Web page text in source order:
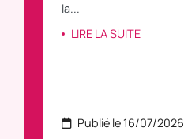
la...
LIRE LA SUITE
Publié le 16/07/2026